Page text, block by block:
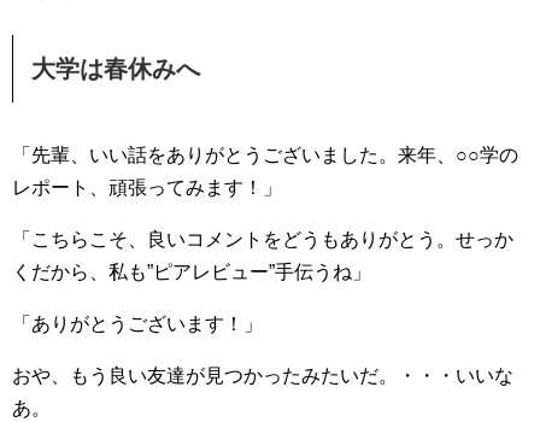
大学は春休みへ
「先輩、いい話をありがとうございました。来年、○○学の
レポート、頑張ってみます！」
「こちらこそ、良いコメントをどうもありがとう。せっか
くだから、私も”ピアレビュー”手伝うね」
「ありがとうございます！」
おや、もう良い友達が見つかったみたいだ。・・・いいな
あ。